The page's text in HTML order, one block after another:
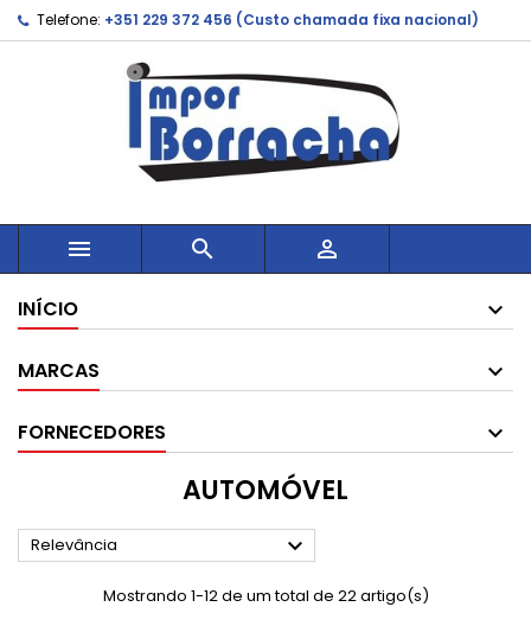
Telefone: +351 229 372 456 (Custo chamada fixa nacional)
  
INÍCIO
MARCAS
FORNECEDORES
AUTOMÓVEL
Relevância 
Mostrando 1-12 de um total de 22 artigo(s)